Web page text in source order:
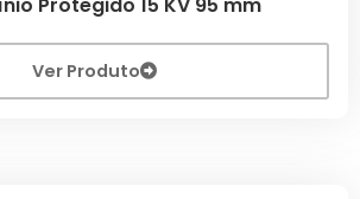
Ver Produto